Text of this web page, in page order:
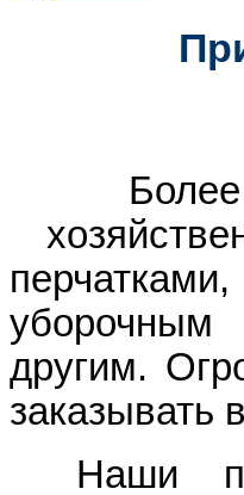
Более 10
уборочным
другим.
заказывать
Наши